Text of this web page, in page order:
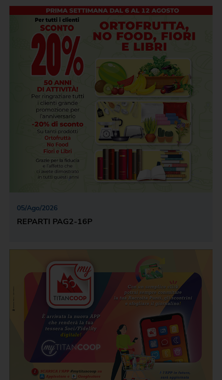
05/Ago/2026
REPARTI PAG2-16P